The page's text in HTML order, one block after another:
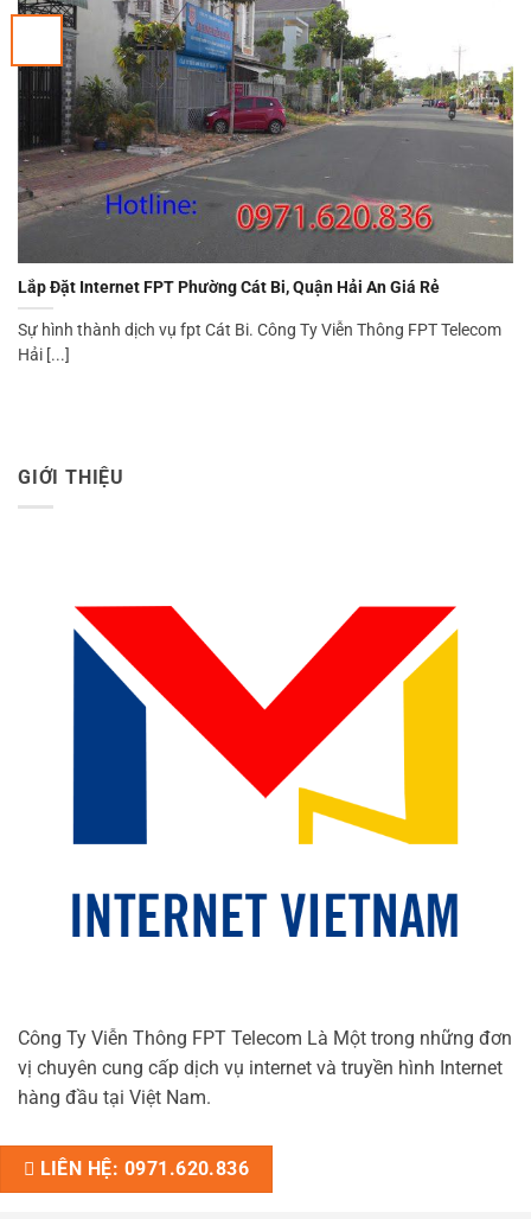
Lắp Đặt Internet FPT Phường Cát Bi, Quận Hải An Giá Rẻ
Sự hình thành dịch vụ fpt Cát Bi. Công Ty Viễn Thông FPT Telecom
Hải [...]
GIỚI THIỆU
Công Ty Viễn Thông FPT Telecom Là Một trong những đơn
vị chuyên cung cấp dịch vụ internet và truyền hình Internet
hàng đầu tại Việt Nam.
LIÊN HỆ: 0971.620.836